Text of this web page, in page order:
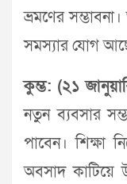
ভ্রমণের
সমস্যার যোগ
কুম্ভ: (২১
নতুন ব্যবসার
পাবেন। শিক্ষা
অবসাদ কাটিয়ে